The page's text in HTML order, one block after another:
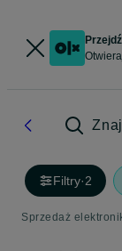
Filtry·2
Sprzedaż